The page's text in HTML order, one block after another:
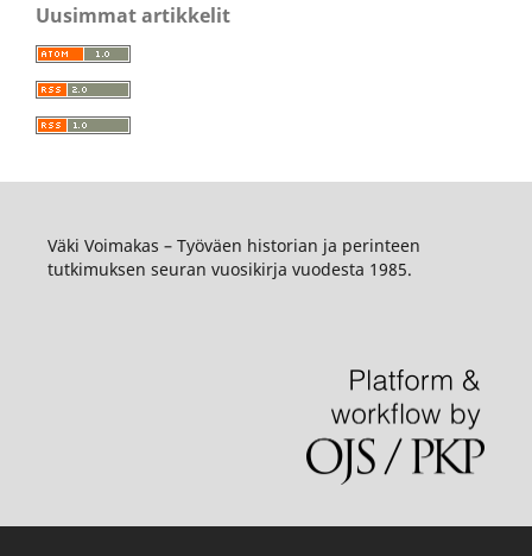
Uusimmat artikkelit
Väki Voimakas – Työväen historian ja perinteen
tutkimuksen seuran vuosikirja vuodesta 1985.